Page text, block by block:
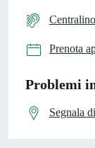
Prenota
Problemi
Segnala